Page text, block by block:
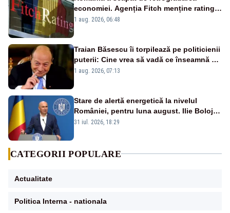
economiei. Agenția Fitch menține ratingul
„BBB-” cu perspectivă negativă
1 aug. 2026, 06:48
Traian Băsescu îi torpilează pe politicienii
puterii: Cine vrea să vadă ce înseamnă să
fii prost, se uită la România
1 aug. 2026, 07:13
Stare de alertă energetică la nivelul
României, pentru luna august. Ilie Bolojan
a anunțat importuri și posibile restricții –
31 iul. 2026, 18:29
CATEGORII POPULARE
Actualitate
Politica Interna - nationala